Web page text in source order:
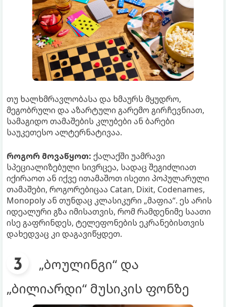
თუ ხალხმრავლობასა და ხმაურს მყუდრო,
მეგობრული და აზარტული გარემო გირჩევნიათ,
სამაგიდო თამაშების კლუბები ან ბარები
საუკეთესო ალტერნატივაა.
როგორ მოვაწყოთ: ქალაქში უამრავი
სპეციალიზებული სივრცეა, სადაც შეგიძლიათ
იქირაოთ ან იქვე ითამაშოთ ისეთი პოპულარული
თამაშები, როგორებიცაა Catan, Dixit, Codenames,
Monopoly ან თუნდაც კლასიკური „მაფია“. ეს არის
იდეალური გზა იმისათვის, რომ რამდენიმე საათი
ისე გაფრინდეს, ტელეფონების ეკრანებისთვის
დახედვაც კი დაგავიწყდეთ.
„ბოულინგი“ და
„ბილიარდი“ მუსიკის ფონზე